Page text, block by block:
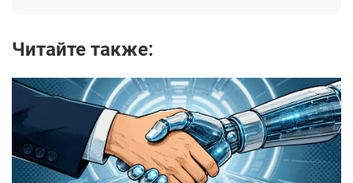
Читайте также: